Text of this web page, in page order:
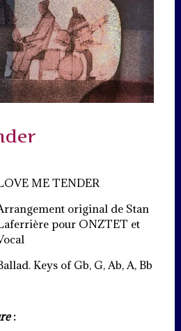
ME TENDER
original de Stan
pour ONZTET et
Keys of Gb, G, Ab, A, Bb
: